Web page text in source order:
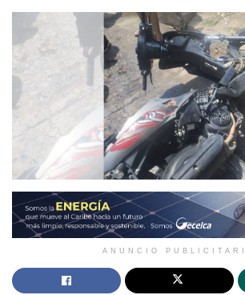
ANUNCIO